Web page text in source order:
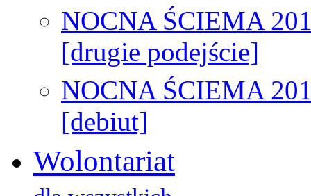
NOCNA ŚCIEMA
[drugie podejście]
NOCNA ŚCIEMA
[debiut]
Wolontariat